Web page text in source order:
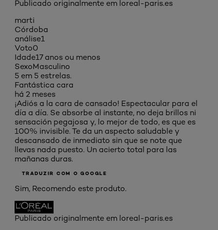
Publicado originalmente em loreal-paris.es
marti
Córdoba
análise1
Voto0
Idade17 anos ou menos
SexoMasculino
5 em 5 estrelas.
Fantástica cara
há 2 meses
¡Adiós a la cara de cansado! Espectacular para el
día a día. Se absorbe al instante, no deja brillos ni
sensación pegajosa y, lo mejor de todo, es que es
100% invisible. Te da un aspecto saludable y
descansado de inmediato sin que se note que
llevas nada puesto. Un acierto total para las
mañanas duras.
TRADUZIR COM O GOOGLE
Sim, Recomendo este produto.
Publicado originalmente em loreal-paris.es